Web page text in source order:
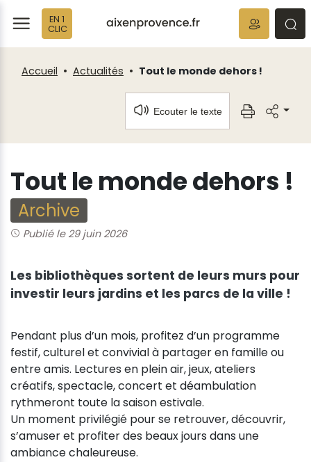
EN 1
CLIC
Accueil Actualités Tout le monde dehors !
Ecouter le texte
Tout le monde dehors !
Archive
Publié le 29 juin 2026
Les bibliothèques sortent de leurs murs pour
investir leurs jardins et les parcs de la ville !
Pendant plus d’un mois, profitez d’un programme
festif, culturel et convivial à partager en famille ou
entre amis. Lectures en plein air, jeux, ateliers
créatifs, spectacle, concert et déambulation
rythmeront toute la saison estivale.
Un moment privilégié pour se retrouver, découvrir,
s’amuser et profiter des beaux jours dans une
ambiance chaleureuse.
Fenêtre
de
chat
Panneau de gestion des cookies